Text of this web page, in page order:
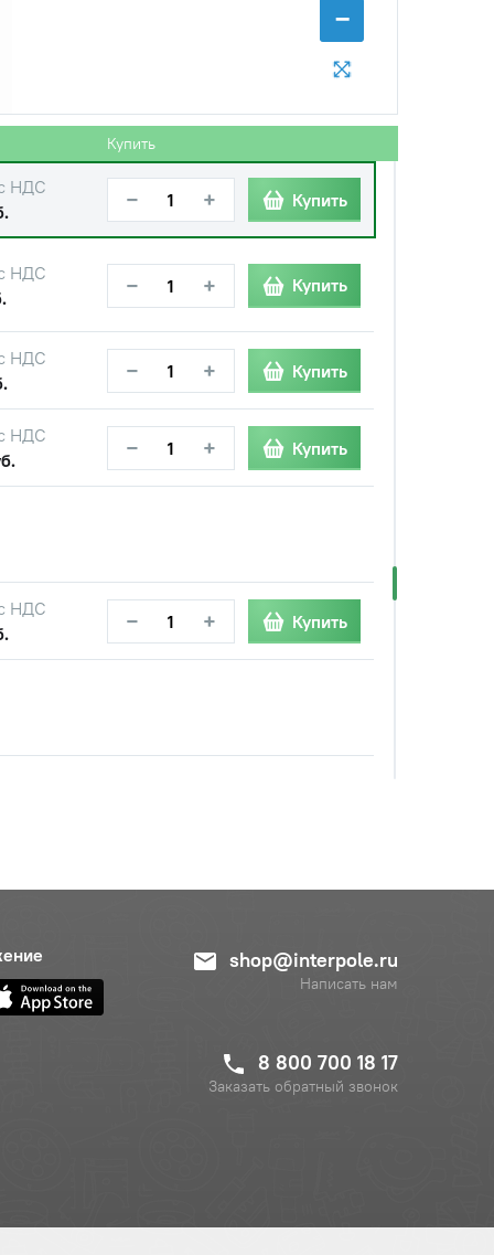
−
Купить
НДС
− + Купить
НДС
− + Купить
НДС
− + Купить
НДС
− + Купить
НДС
− + Купить
− + Купить
shop@interpole.ru
Написать нам
8 800 700 18 17
Заказать обратный звонок